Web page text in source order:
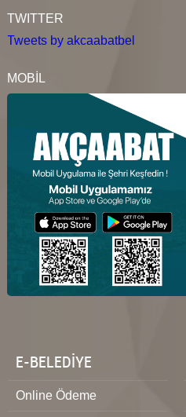
TWITTER
Tweets by akcaabatbel
MOBİL
E-BELEDİYE
Online Ödeme